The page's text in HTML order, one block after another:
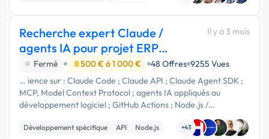
Recherche expert Claude /
agents IA pour projet ERP
KeyManage
Il y a 3 mois
Fermé 500 € à 1 000 € 48 Offres 9255 Vues
… ience sur : Claude Code ; Claude API ; Claude Agent SDK ;
MCP, Model Context Protocol ; agents IA appliqués au
développement logiciel ; GitHub Actions ; Node.js /
TypeScript ; React ; architecture logicielle ; prompts système
complexes ; …
Développement spécifique API Node.js +43